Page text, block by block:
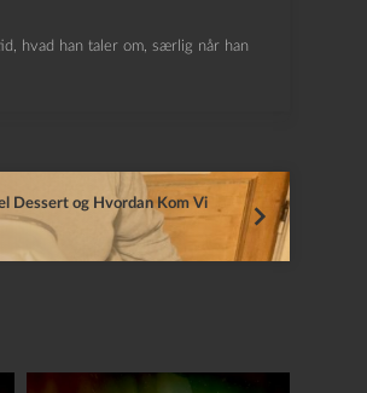
hvad han taler om, særlig når han
Dessert og Hvordan Kom Vi